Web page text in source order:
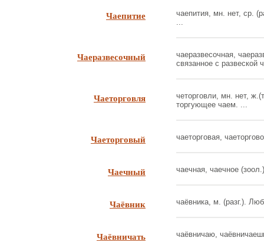
Чаепитие
чаепития, мн. нет, ср.
...
Чаеразвесочный
чаеразвесочная,
связанное с развеской
Чаеторговля
четорговли, мн. нет,
торгующее чаем. ...
Чаеторговый чаеторговая,
Чаечный чаечная, чаечное
Чаёвник чаёвника, м. (разг.).
Чаёвничать
чаёвничаю,